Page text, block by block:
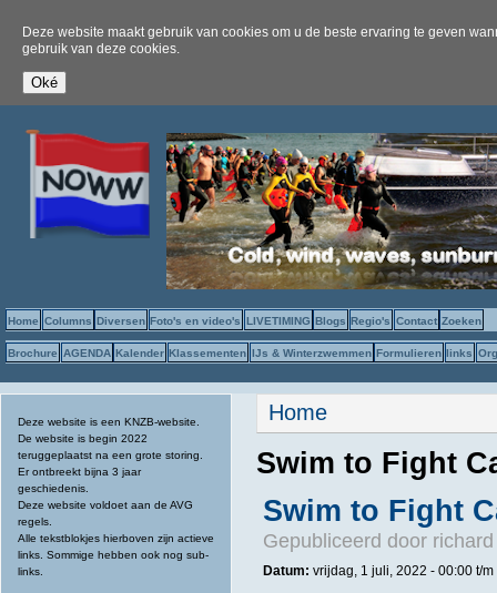
Deze website maakt gebruik van cookies om u de beste ervaring te geven
gebruik van deze cookies.
Home Columns Diversen Foto's en video's LIVETIMING Blogs Regio's Contact Zoeken
Brochure AGENDA Kalender Klassementen IJs & Winterzwemmen Formulieren links
Deze website is een KNZB-website.
De website is begin 2022
teruggeplaatst na een grote storing.
Er ontbreekt bijna 3 jaar
geschiedenis.
Deze website voldoet aan de AVG
regels.
Alle tekstblokjes hierboven zijn actieve
links. Sommige hebben ook nog sub-
links.
U bent hier
Home
Swim to Fight
Swim to Fight
Gepubliceerd door
Datum: vrijdag, 1 juli, 2022 - 00:00t/m